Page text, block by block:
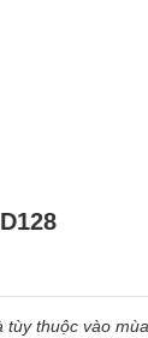
tùy thuộc vào